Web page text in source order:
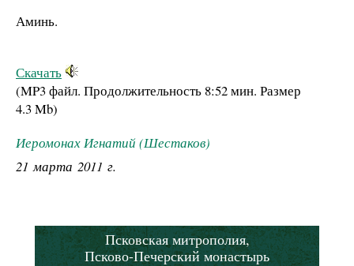
Аминь.
Скачать
(MP3 файл. Продолжительность 8:52 мин. Размер
4.3 Mb)
Иеромонах Игнатий (Шестаков)
21 марта 2011 г.
Псковская митрополия,
Псково-Печерский монастырь